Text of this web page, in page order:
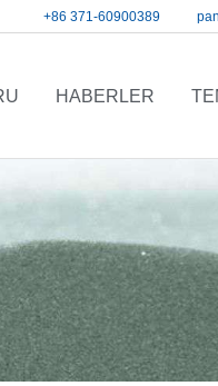
+86 371-60900389
HABERLER